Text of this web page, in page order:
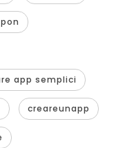
app semplici
creareunapp